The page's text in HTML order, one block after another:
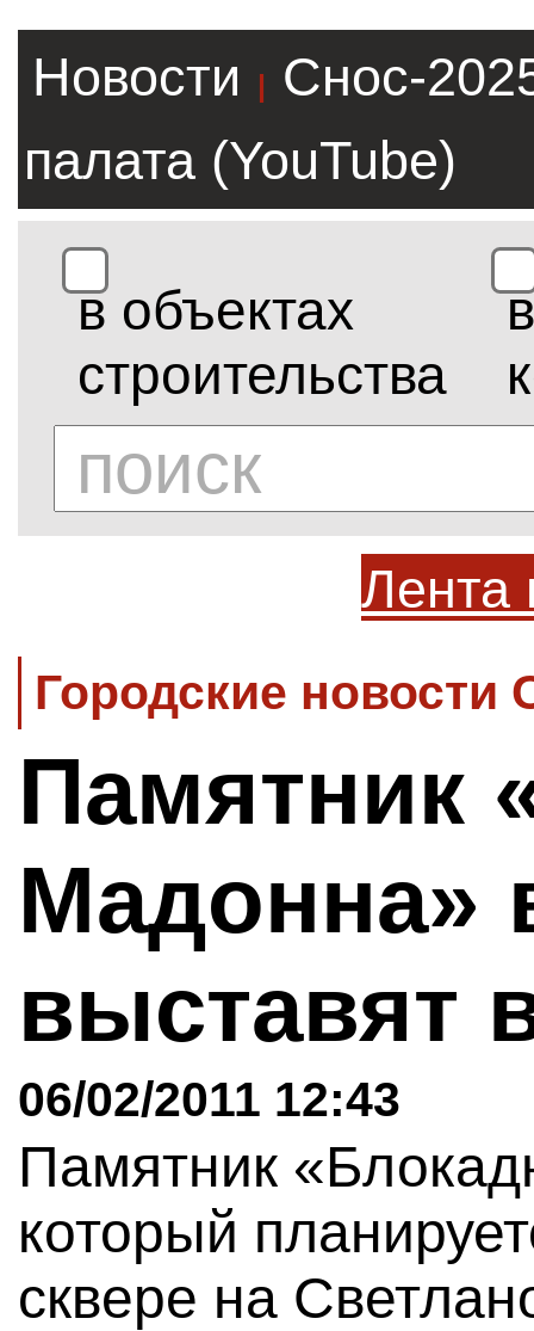
Новости |
Снос-
палата (YouTube)
в объектах
строительства
в
Лента
Городские новости
Памятник
Мадонна»
выставят
06/02/2011 12:43
Памятник
который
сквере на